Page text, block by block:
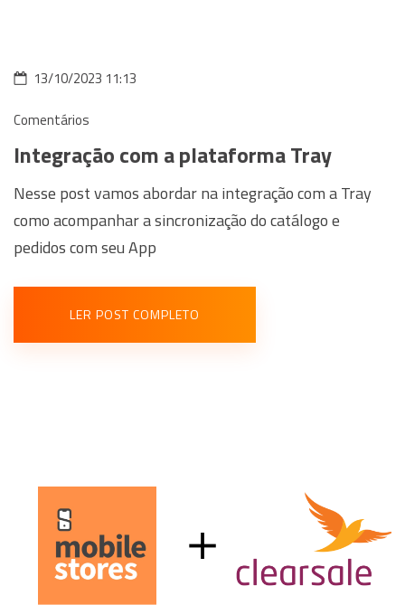
13/10/2023 11:13
Comentários
Integração com a plataforma Tray
Nesse post vamos abordar na integração com a Tray
como acompanhar a sincronização do catálogo e
pedidos com seu App
LER POST COMPLETO